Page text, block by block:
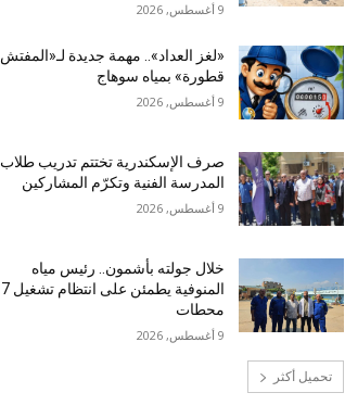
9 أغسطس, 2026
«لغز العداد».. مهمة جديدة لـ«المفتش
قطورة» بمياه سوهاج
9 أغسطس, 2026
صرف الإسكندرية تختتم تدريب طلاب
المدرسة الفنية وتكرّم المشاركين
9 أغسطس, 2026
خلال جولته بأشمون.. رئيس مياه
المنوفية يطمئن على انتظام تشغيل 7
محطات
9 أغسطس, 2026
تحميل أكثر